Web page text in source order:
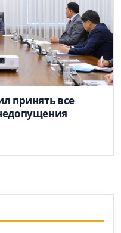
принять все